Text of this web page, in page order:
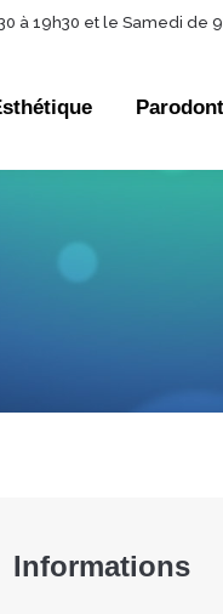
à 19h30 et le Samedi de
Informations